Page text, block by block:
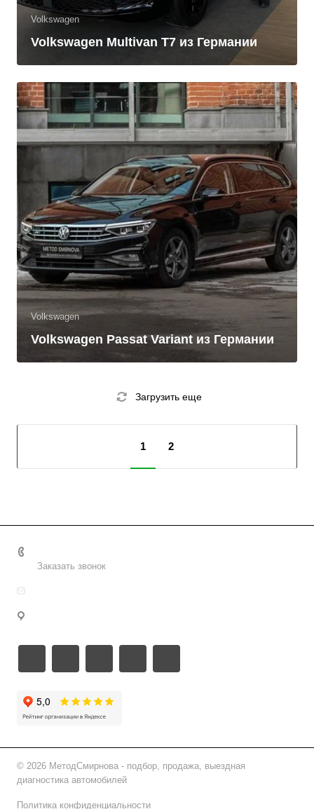
Volkswagen
Volkswagen Multivan T7 из Германии
Volkswagen
Volkswagen Passat Variant из Германии
Загрузить еще
1 2
Заказать звонок
© 2026 МетодСмирнова - подбор, продажа, выездная
диагностика автомобилей
Политика конфиденциальности